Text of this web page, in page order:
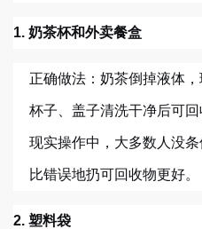
1. 奶茶杯和外卖餐盒
正确做法：奶茶倒掉液体
杯子、盖子清洗干净后可
现实操作中，大多数人没
比错误地扔可回收物更好。
2. 塑料袋